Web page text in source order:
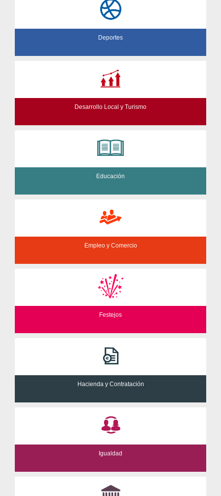
Deportes
Desarrollo Local y Turismo
Educación
Empleo y Comercio
Festejos
Hacienda y Contratación
Igualdad